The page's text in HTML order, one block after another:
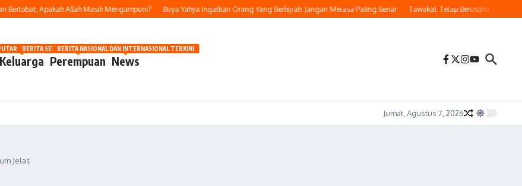
Apakah Allah Masih Mengampuni? Buya Yahya Ingatkan Orang Yang Berhijrah: Jangan Merasa Paling Benar Tawakal: Tetap Berusaha, Bukan Pasrah
Keluarga
OTOMOTIF HARI INI
Perempuan
BERITA SEPUTAR KECANTIKAN WANITA
News
BERITA NASIONAL DAN INTERNASIONAL TERKINI
Jumat, Agustus 7, 2026
Jelas